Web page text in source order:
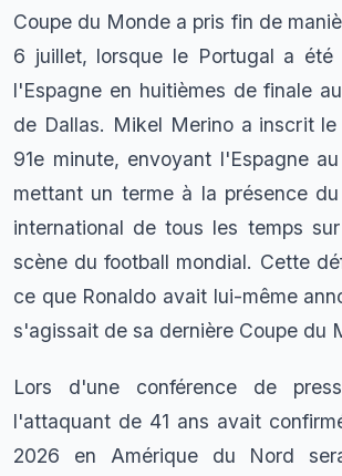
Coupe du Monde a pris fin de
6 juillet, lorsque le Portugal a été
l'Espagne en huitièmes de finale
de Dallas. Mikel Merino a inscrit
91e minute, envoyant l'Espagne
mettant un terme à la présence
international de tous les temps
scène du football mondial. Cette
ce que Ronaldo avait lui-même
s'agissait de sa dernière Coupe du
Lors d'une conférence de
l'attaquant de 41 ans avait
2026 en Amérique du Nord